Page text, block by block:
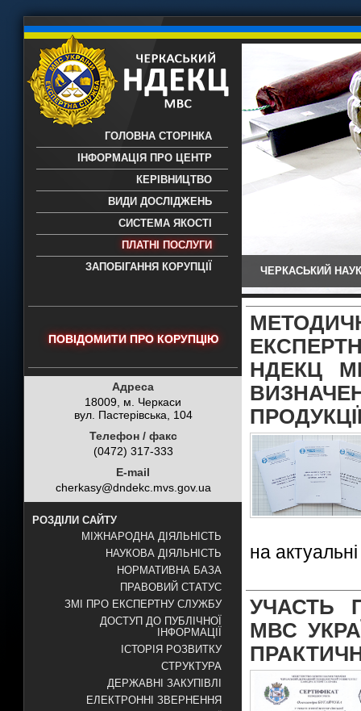
науково-дослідний експертно-
- проведення всих видів судових
експертиз
ГОЛОВНА СТОРІНКА
ІНФОРМАЦІЯ ПРО ЦЕНТР
КЕРІВНИЦТВО
ВИДИ ДОСЛІДЖЕНЬ
СИСТЕМА ЯКОСТІ
ПЛАТНІ ПОСЛУГИ
ЗАПОБІГАННЯ КОРУПЦІЇ
ЧЕРКАСЬКИЙ
ПОВІДОМИТИ ПРО КОРУПЦІЮ
Адреса
18009, м. Черкаси
вул. Пастерівська, 104
Телефон / факс
(0472) 317-333
E-mail
cherkasy@dndekc.mvs.gov.ua
РОЗДІЛИ САЙТУ
МІЖНАРОДНА ДІЯЛЬНІСТЬ
НАУКОВА ДІЯЛЬНІСТЬ
НОРМАТИВНА БАЗА
ПРАВОВИЙ СТАТУС
ЗМІ ПРО ЕКСПЕРТНУ СЛУЖБУ
ДОСТУП ДО ПУБЛІЧНОЇ
ІНФОРМАЦІЇ
ІСТОРІЯ РОЗВИТКУ
СТРУКТУРА
ДЕРЖАВНІ ЗАКУПІВЛІ
ЕЛЕКТРОННІ ЗВЕРНЕННЯ
НДЕКЦ
на
УЧАСТЬ
МВС